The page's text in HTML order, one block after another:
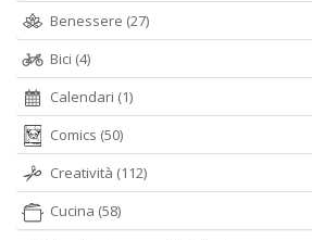
Benessere (27)
Bici (4)
Calendari (1)
Comics (50)
Creatività (112)
Cucina (58)